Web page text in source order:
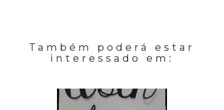
Também poderá estar
interessado em: